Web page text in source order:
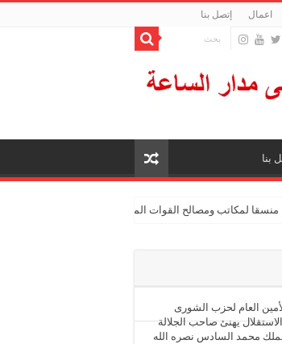
اعمال إتصل بنا
بنا
لمكاتب ومصالح القوات المسلحة الملكية
العام لحزب الشورى
يهنئ صاحب الجلالة
محمد السادس نصره الله